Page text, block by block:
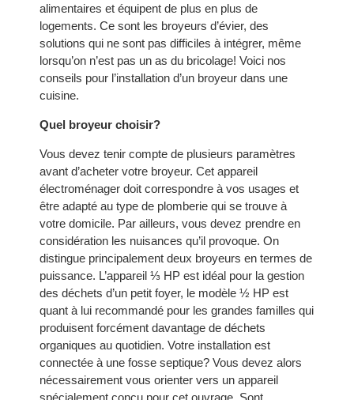
alimentaires et équipent de plus en plus de
logements. Ce sont les broyeurs d’évier, des
solutions qui ne sont pas difficiles à intégrer, même
lorsqu’on n’est pas un as du bricolage! Voici nos
conseils pour l’installation d’un broyeur dans une
cuisine.
Quel broyeur choisir?
Vous devez tenir compte de plusieurs paramètres
avant d’acheter votre broyeur. Cet appareil
électroménager doit correspondre à vos usages et
être adapté au type de plomberie qui se trouve à
votre domicile. Par ailleurs, vous devez prendre en
considération les nuisances qu’il provoque. On
distingue principalement deux broyeurs en termes de
puissance. L’appareil ⅓ HP est idéal pour la gestion
des déchets d’un petit foyer, le modèle ½ HP est
quant à lui recommandé pour les grandes familles qui
produisent forcément davantage de déchets
organiques au quotidien. Votre installation est
connectée à une fosse septique? Vous devez alors
nécessairement vous orienter vers un appareil